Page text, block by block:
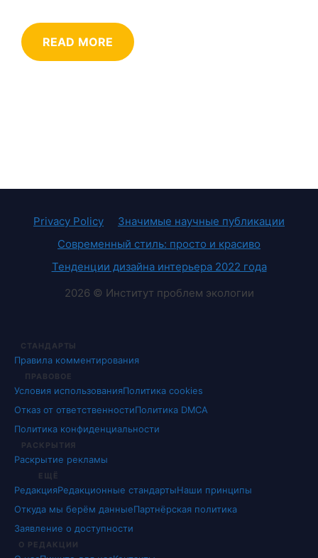
READ MORE
Privacy Policy
Значимые научные публикации
Современный стиль: просто и красиво
Тенденции дизайна интерьера 2022 года
2026 © Институт проблем экологии
СТАНДАРТЫ
Правила комментирования
ПРАВОВОЕ
Условия использованияПолитика cookies
Отказ от ответственностиПолитика DMCA
Политика конфиденциальности
РАСКРЫТИЯ
Раскрытие рекламы
ЕЩЁ
РедакцияРедакционные стандартыНаши принципы
Откуда мы берём данныеПартнёрская политика
Заявление о доступности
О РЕДАКЦИИ